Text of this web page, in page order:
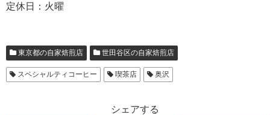
定休日：火曜
東京都の自家焙煎店 世田谷区の自家焙煎店
スペシャルティコーヒー 喫茶店 奥沢
シェアする